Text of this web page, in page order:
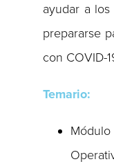
ayudar a
prepararse
con COVID-
Temario: